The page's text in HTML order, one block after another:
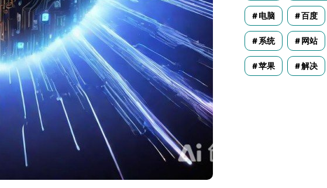
电脑 百度
系统 网站
苹果 解决